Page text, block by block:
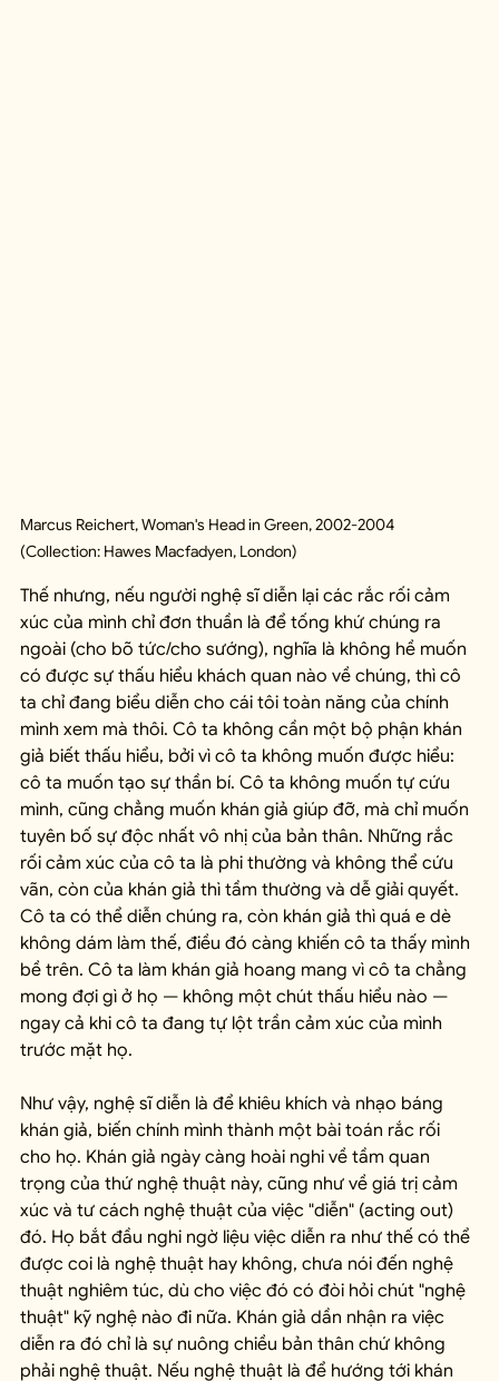
Marcus Reichert, Woman's Head in Green, 2002-2004
(Collection: Hawes Macfadyen, London)
Thế nhưng, nếu người nghệ sĩ diễn lại các rắc rối cảm
xúc của mình chỉ đơn thuần là để tống khứ chúng ra
ngoài (cho bõ tức/cho sướng), nghĩa là không hề muốn
có được sự thấu hiểu khách quan nào về chúng, thì cô
ta chỉ đang biểu diễn cho cái tôi toàn năng của chính
mình xem mà thôi. Cô ta không cần một bộ phận khán
giả biết thấu hiểu, bởi vì cô ta không muốn được hiểu:
cô ta muốn tạo sự thần bí. Cô ta không muốn tự cứu
mình, cũng chẳng muốn khán giả giúp đỡ, mà chỉ muốn
tuyên bố sự độc nhất vô nhị của bản thân. Những rắc
rối cảm xúc của cô ta là phi thường và không thể cứu
vãn, còn của khán giả thì tầm thường và dễ giải quyết.
Cô ta có thể diễn chúng ra, còn khán giả thì quá e dè
không dám làm thế, điều đó càng khiến cô ta thấy mình
bề trên. Cô ta làm khán giả hoang mang vì cô ta chẳng
mong đợi gì ở họ — không một chút thấu hiểu nào —
ngay cả khi cô ta đang tự lột trần cảm xúc của mình
trước mặt họ.
Như vậy, nghệ sĩ diễn là để khiêu khích và nhạo báng
khán giả, biến chính mình thành một bài toán rắc rối
cho họ. Khán giả ngày càng hoài nghi về tầm quan
trọng của thứ nghệ thuật này, cũng như về giá trị cảm
xúc và tư cách nghệ thuật của việc "diễn" (acting out)
đó. Họ bắt đầu nghi ngờ liệu việc diễn ra như thế có thể
được coi là nghệ thuật hay không, chưa nói đến nghệ
thuật nghiêm túc, dù cho việc đó có đòi hỏi chút "nghệ
thuật" kỹ nghệ nào đi nữa. Khán giả dần nhận ra việc
diễn ra đó chỉ là sự nuông chiều bản thân chứ không
phải nghệ thuật. Nếu nghệ thuật là để hướng tới khán